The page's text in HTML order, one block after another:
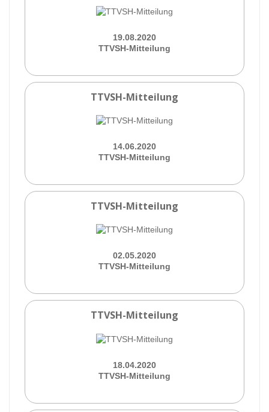
19.08.2020
TTVSH-Mitteilung
TTVSH-Mitteilung
14.06.2020
TTVSH-Mitteilung
TTVSH-Mitteilung
02.05.2020
TTVSH-Mitteilung
TTVSH-Mitteilung
18.04.2020
TTVSH-Mitteilung